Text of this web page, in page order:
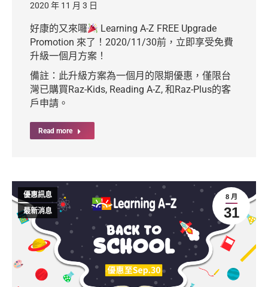
2020 年 11 月 3 日
好康的又來囉
Learning A-Z FREE Upgrade
Promotion 來了！2020/11/30前，立即享受免費
升級一個月方案！
備註：此升級方案為一個月的限期優惠，僅限台
灣已購買Raz-Kids, Reading A-Z, 和Raz-Plus的客
戶申請。
Read more
8 月
31
優惠訊息
最新消息